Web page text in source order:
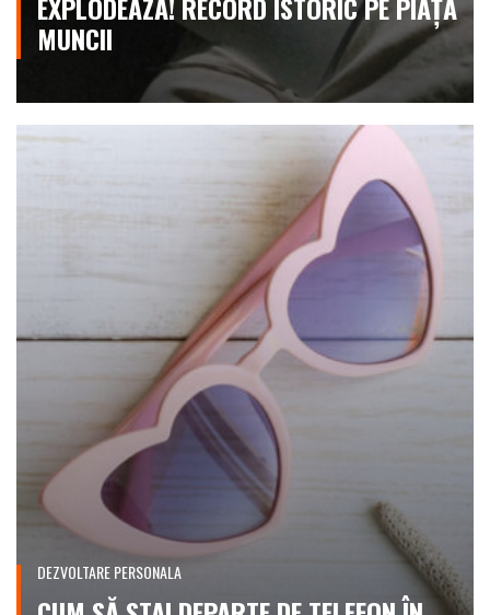
EXPLODEAZĂ! RECORD ISTORIC PE PIAȚA
MUNCII
DEZVOLTARE PERSONALA